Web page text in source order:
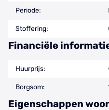
Periode:
Stoffering:
Financiële
Huurprijs:
Borgsom:
Eigenschappen